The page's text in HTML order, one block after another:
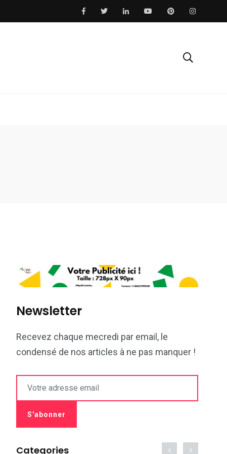
Newsletter
Recevez chaque mecredi par email, le
condensé de nos articles à ne pas manquer !
Categories